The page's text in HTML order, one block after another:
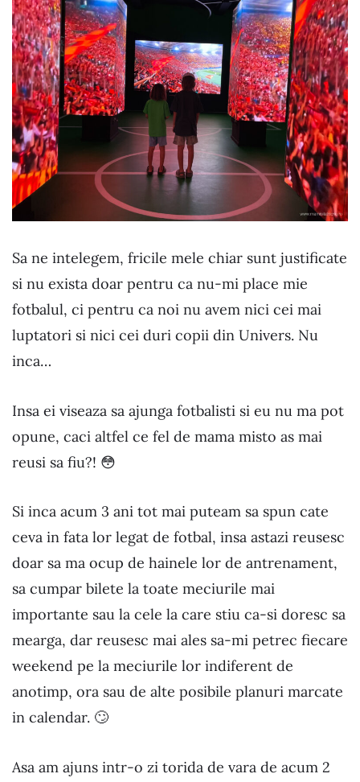
Sa ne intelegem, fricile mele chiar sunt justificate
si nu exista doar pentru ca nu-mi place mie
fotbalul, ci pentru ca noi nu avem nici cei mai
luptatori si nici cei duri copii din Univers. Nu
inca…
Insa ei viseaza sa ajunga fotbalisti si eu nu ma pot
opune, caci altfel ce fel de mama misto as mai
reusi sa fiu?! 😳
Si inca acum 3 ani tot mai puteam sa spun cate
ceva in fata lor legat de fotbal, insa astazi reusesc
doar sa ma ocup de hainele lor de antrenament,
sa cumpar bilete la toate meciurile mai
importante sau la cele la care stiu ca-si doresc sa
mearga, dar reusesc mai ales sa-mi petrec fiecare
weekend pe la meciurile lor indiferent de
anotimp, ora sau de alte posibile planuri marcate
in calendar. 🙄
Asa am ajuns intr-o zi torida de vara de acum 2